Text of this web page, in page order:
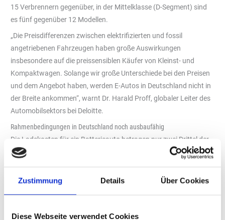
Zustimmung Details Über Cookies
Diese Webseite verwendet Cookies
15 Verbrennern gegenüber, in der Mittelklasse (D-Segment) sind
es fünf gegenüber 12 Modellen.
„Die Preisdifferenzen zwischen elektrifizierten und fossil
angetriebenen Fahrzeugen haben große Auswirkungen
insbesondere auf die preissensiblen Käufer von Kleinst- und
Kompaktwagen. Solange wir große Unterschiede bei den Preisen
und dem Angebot haben, werden E-Autos in Deutschland nicht in
der Breite ankommen“, warnt Dr. Harald Proff, globaler Leiter des
Automobilsektors bei Deloitte.
Rahmenbedingungen in Deutschland noch ausbaufähig
Die Ladekosten für ein Batterieauto betragen nur zwei Drittel der
Treibstoffkosten eines Benzinautos. Allerdings sind sie in
wie etwa Italien oder Spanien. So zahlt man hierzulande beim
Autofahrer:innen für dieselbe Strecke rund 51 Euro zahlen, in